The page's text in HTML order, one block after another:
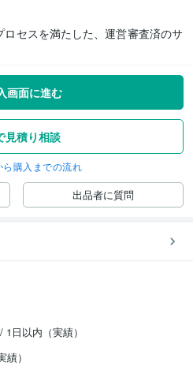
セスを満たした、運営審査済のサ
画面に進む
見積り相談
ら購入までの流れ
出品者に質問
日以内（実績）
）